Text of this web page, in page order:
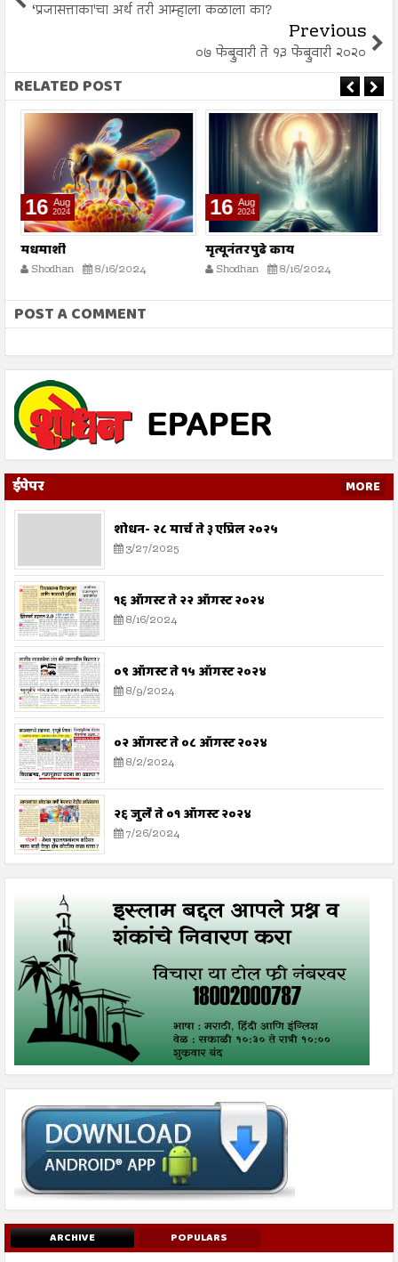
‘प्रजासत्ताका'चा अर्थ तरी आम्हाला कळाला का?
Previous
०७ फेब्रुवारी ते १३ फेब्रुवारी २०२०
RELATED POST
16 Aug
2024
मधमाशी
Shodhan 8/16/2024
16 Aug
2024
मृत्यूनंतर पुढे काय
Shodhan 8/16/2024
POST A COMMENT
ईपेपर MORE
शोधन- २८ मार्च ते ३ एप्रिल २०२५
3/27/2025
१६ ऑगस्ट ते २२ ऑगस्ट २०२४
8/16/2024
०९ ऑगस्ट ते १५ ऑगस्ट २०२४
8/9/2024
०२ ऑगस्ट ते ०८ ऑगस्ट २०२४
8/2/2024
२६ जुलै ते ०१ ऑगस्ट २०२४
7/26/2024
ARCHIVE POPULARS